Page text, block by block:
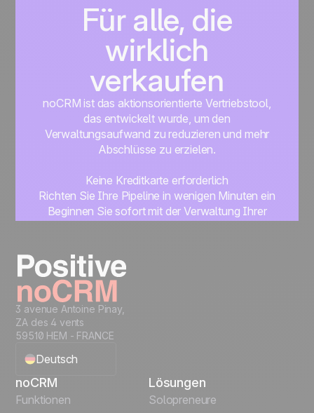
Für alle, die
wirklich
verkaufen
noCRM ist das aktionsorientierte Vertriebstool,
das entwickelt wurde, um den
Verwaltungsaufwand zu reduzieren und mehr
Abschlüsse zu erzielen.
Keine Kreditkarte erforderlich
Richten Sie Ihre Pipeline in wenigen Minuten ein
Beginnen Sie sofort mit der Verwaltung Ihrer
3 avenue Antoine Pinay,
ZA des 4 vents
59510 HEM - FRANCE
Deutsch
English
noCRM
Funktionen
Lösungen
Solopreneure